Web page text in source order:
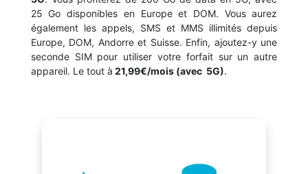
25 Go disponibles en Europe et DOM. Vous aurez
également les appels, SMS et MMS illimités depuis
Europe, DOM, Andorre et Suisse. Enfin, ajoutez-y une
seconde SIM pour utiliser votre forfait sur un autre
appareil. Le tout à 21,99€/mois (avec 5G).